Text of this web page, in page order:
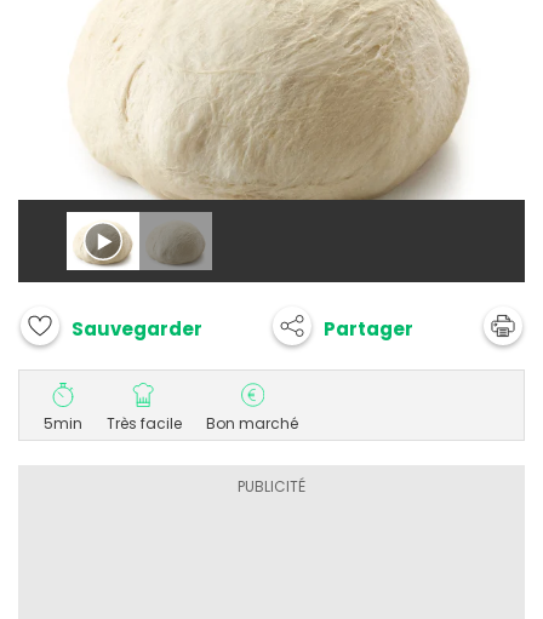
Sauvegarder Partager
5min Très facile Bon marché